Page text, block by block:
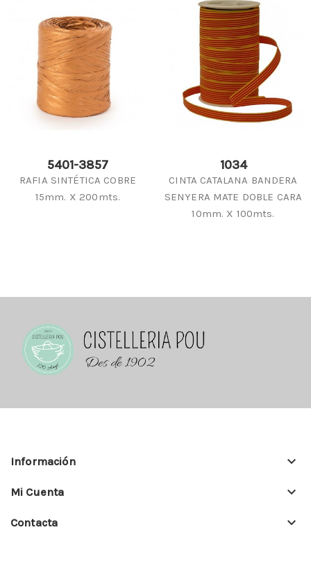
5401-3857
RAFIA SINTÉTICA COBRE
15mm. X 200mts.
1034
CINTA CATALANA BANDERA
SENYERA MATE DOBLE CARA
10mm. X 100mts.
Información keyboard_arrow_down
Mi Cuenta keyboard_arrow_down
Contacta keyboard_arrow_down